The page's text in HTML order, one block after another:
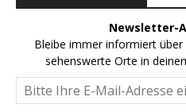
Newsletter-
Bleibe immer informiert über
sehenswerte Orte in